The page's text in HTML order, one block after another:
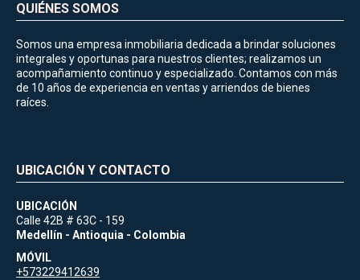
QUIÉNES SOMOS
Somos una empresa inmobiliaria dedicada a brindar soluciones
integrales y oportunas para nuestros clientes; realizamos un
acompañamiento continuo y especializado. Contamos con más
de 10 años de experiencia en ventas y arriendos de bienes
raíces.
UBICACIÓN Y CONTACTO
UBICACIÓN
Calle 42B # 63C - 159
Medellín - Antioquia - Colombia
MÓVIL
+573229412639